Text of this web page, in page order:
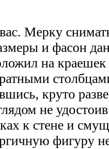
Мерку
и фасон
на
круто
не
к стене и
фигуру